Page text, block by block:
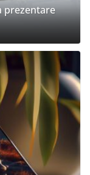
prezentare